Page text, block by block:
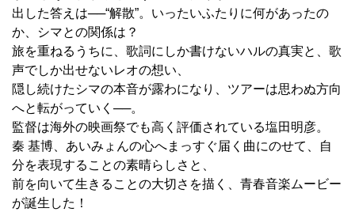
出した答えは──“解散”。いったいふたりに何があったの
か、シマとの関係は？
旅を重ねるうちに、歌詞にしか書けないハルの真実と、歌
声でしか出せないレオの想い、
隠し続けたシマの本音が露わになり、ツアーは思わぬ方向
へと転がっていく──。
監督は海外の映画祭でも高く評価されている塩田明彦。
秦 基博、あいみょんの心へまっすぐ届く曲にのせて、自
分を表現することの素晴らしさと、
前を向いて生きることの大切さを描く、青春音楽ムービー
が誕生した！